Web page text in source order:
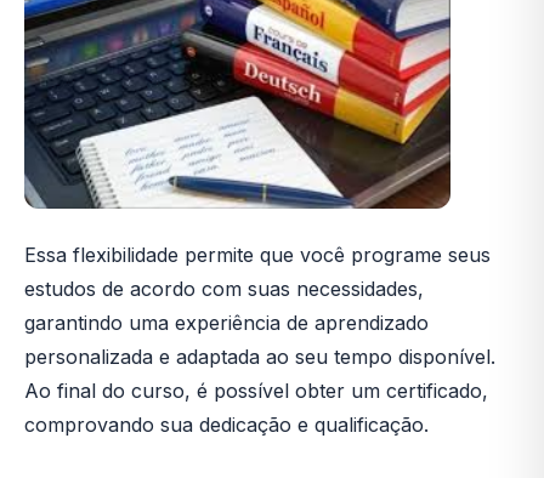
Essa flexibilidade permite que você programe seus
estudos de acordo com suas necessidades,
garantindo uma experiência de aprendizado
personalizada e adaptada ao seu tempo disponível.
Ao final do curso, é possível obter um certificado,
comprovando sua dedicação e qualificação.